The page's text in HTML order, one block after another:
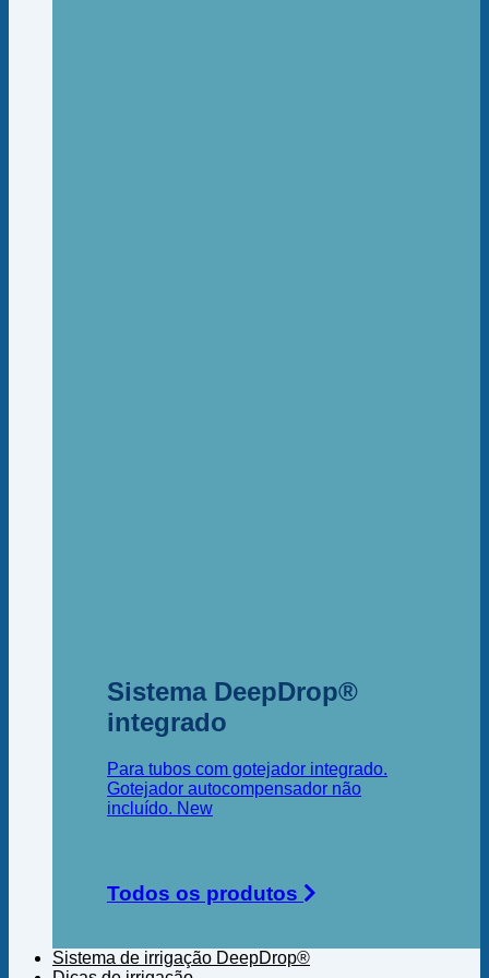
Sistema DeepDrop®
integrado
Para tubos com gotejador integrado.
Gotejador autocompensador não
incluído.
Todos os produtos
Sistema de irrigação DeepDrop®